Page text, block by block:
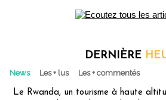
DERNIÈRE
News Les + lus Les + commentés
Le Rwanda, un tourisme à haute